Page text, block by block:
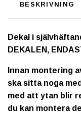
BESKRIVNING
Dekal i
DEKALEN,
Innan montering
ska sitta noga
med att ytan blir
du kan montera